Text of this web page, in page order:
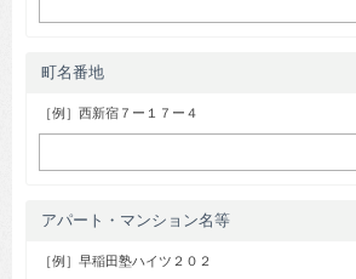
町名番地
［例］西新宿７ー１７ー４
アパート・マンション名等
［例］早稲田塾ハイツ２０２